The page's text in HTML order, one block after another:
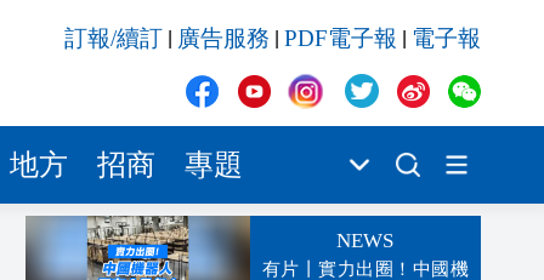
訂報/續訂 廣告服務 PDF電子報 電子報
地方 招商 專題
NEWS
有片丨實力出圈！中國機